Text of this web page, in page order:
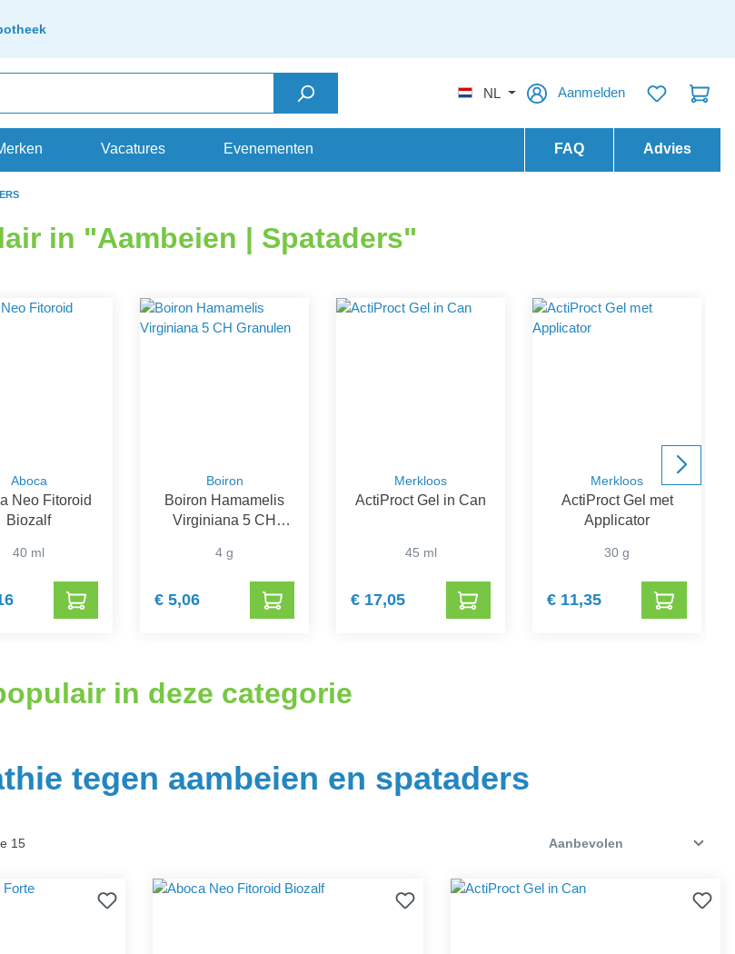
NL Aanmelden
Vacatures Evenementen FAQ Advies
in "Aambeien | Spataders"
Aboca
Neo Fitoroid
Biozalf
40 ml
Boiron
Boiron Hamamelis
Virginiana 5 CH
4 g
€ 5,06
Merkloos
ActiProct Gel in Can
45 ml
€ 17,05
Merkloos
ActiProct Gel met
Applicator
30 g
€ 11,35
in deze categorie
tegen aambeien en spataders
15